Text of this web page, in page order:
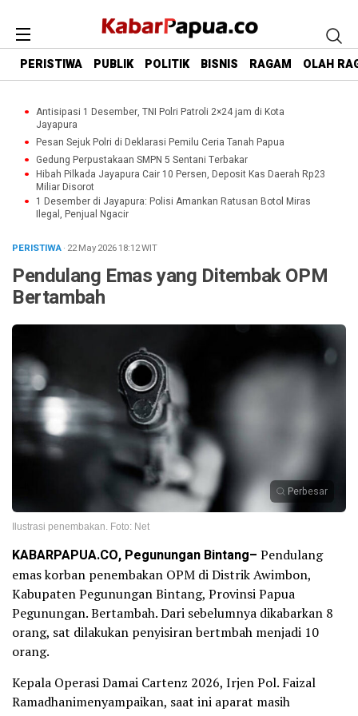
PERISTIWA PUBLIK POLITIK BISNIS RAGAM OLAH
Antisipasi 1 Desember, TNI Polri Patroli 2×24 jam di Kota
Jayapura
Pesan Sejuk Polri di Deklarasi Pemilu Ceria Tanah Papua
Gedung Perpustakaan SMPN 5 Sentani Terbakar
Hibah Pilkada Jayapura Cair 10 Persen, Deposit Kas Daerah Rp23
Miliar Disorot
1 Desember di Jayapura: Polisi Amankan Ratusan Botol Miras
Ilegal, Penjual Ngacir
PERISTIWA· 22 May 202618:12WIT
Pendulang Emas yang Ditembak OPM
Bertambah
Perbesar
Ilustrasi penembakan. Foto: Net
KABARPAPUA.CO, Pegunungan Bintang– Pendulang
emas korban penembakan OPM di Distrik Awimbon,
Kabupaten Pegunungan Bintang, Provinsi Papua
Pegunungan. Bertambah. Dari sebelumnya dikabarkan 8
orang, sat dilakukan penyisiran bertmbah menjadi 10
orang.
Kepala Operasi Damai Cartenz 2026, Irjen Pol. Faizal
Ramadhanimenyampaikan, saat ini aparat masih